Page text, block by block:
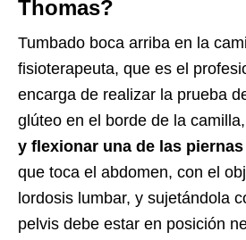
Thomas?
Tumbado boca arriba en la
fisioterapeuta, que es el
encarga de realizar la prueba
glúteo en el borde de la
y flexionar una de las piernas
que toca el abdomen, con el
lordosis lumbar, y sujetándola
pelvis debe estar en posición